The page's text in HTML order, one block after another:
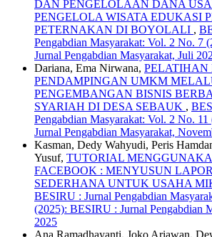
DAN PENGELOLAAN DANA
PENGELOLA WISATA EDUKASI
PETERNAKAN DI BOYOLALI ,
Pengabdian Masyarakat: Vol. 2 No. 7
Jurnal Pengabdian Masyarakat, Juli
Dariana, Ema Nirwana, PELATIHAN
PENDAMPINGAN UMKM
PENGEMBANGAN BISNIS
SYARIAH DI DESA SEBAUK ,
Pengabdian Masyarakat: Vol. 2 No.
Jurnal Pengabdian Masyarakat,
Kasman, Dedy Wahyudi, Peris
Yusuf, TUTORIAL
FACEBOOK : MENYUSUN
SEDERHANA UNTUK USAHA
BESIRU : Jurnal Pengabdian
(2025): BESIRU : Jurnal Pengabdian
2025